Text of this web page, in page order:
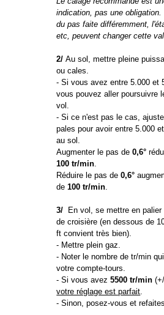
indication, pas une obligation.
du pas faite différemment,
etc, peuvent changer cette
2/ Au sol, mettre pleine
ou cales.
- Si vous avez entre 5.000 et
vous pouvez aller poursuivre
vol.
- Si ce n'est pas le cas,
pales pour avoir entre 5.000
au sol.
Augmenter le pas de0,6°
100 tr/min
Réduire le pas de0,6°
de100 tr/min
3/ En vol, se mettre en palier
de croisière (en dessous de
ft convient très bien).
- Mettre plein gaz.
- Noter le nombre de tr/min
votre compte-tours.
- Si vous avez5500 tr/min
votre réglage est parfait
- Sinon, posez-vous et